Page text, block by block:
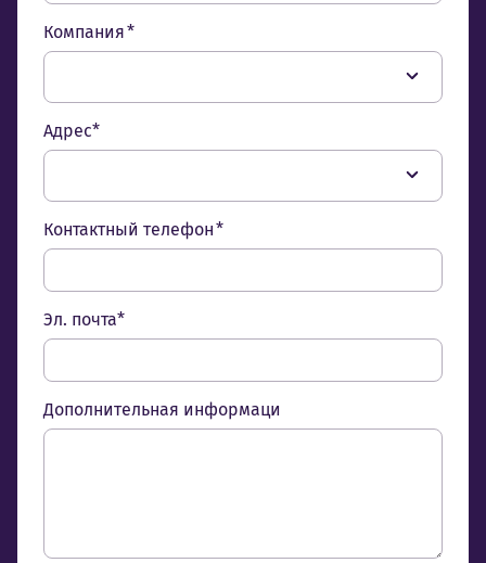
Компания *
Адрес*
Контактный телефон *
Эл. почта*
Дополнительная информаци